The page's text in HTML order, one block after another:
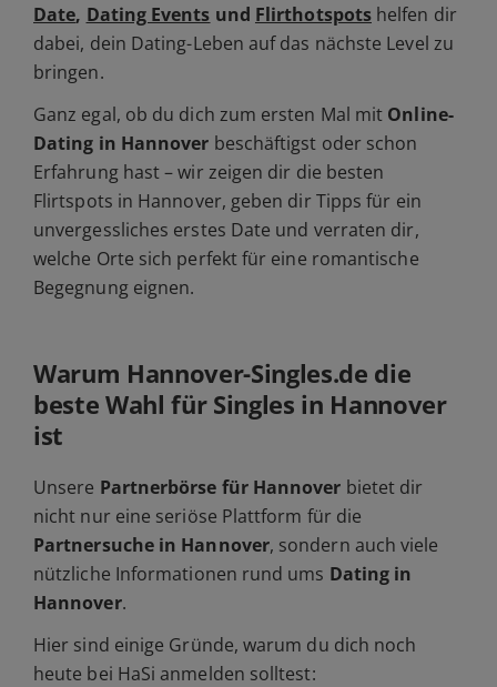
Date, Dating Events und Flirthotspots helfen dir
dabei, dein Dating-Leben auf das nächste Level zu
bringen.
Ganz egal, ob du dich zum ersten Mal mit Online-
Dating in Hannover beschäftigst oder schon
Erfahrung hast – wir zeigen dir die besten
Flirtspots in Hannover, geben dir Tipps für ein
unvergessliches erstes Date und verraten dir,
welche Orte sich perfekt für eine romantische
Begegnung eignen.
Warum Hannover-Singles.de die
beste Wahl für Singles in Hannover
ist
Unsere Partnerbörse für Hannover bietet dir
nicht nur eine seriöse Plattform für die
Partnersuche in Hannover, sondern auch viele
nützliche Informationen rund ums Dating in
Hannover.
Hier sind einige Gründe, warum du dich noch
heute bei HaSi anmelden solltest: